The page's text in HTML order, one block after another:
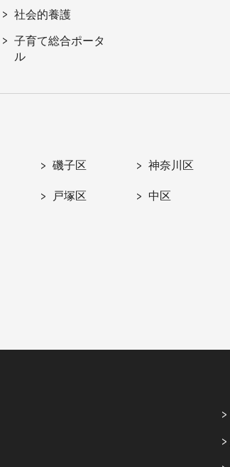
社会的養護
子育て総合ポータ
ル
磯子区 神奈川区
戸塚区 中区